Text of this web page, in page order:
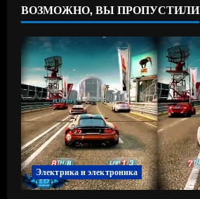
ВОЗМОЖНО, ВЫ ПРОПУСТИЛИ
Электрика и электроника